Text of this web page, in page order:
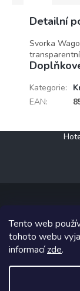
Tento web
tohoto webu
informacízde.
Detailní
Svorka
Kategorie:
EAN:
Copyright 2026
Grafický návrh